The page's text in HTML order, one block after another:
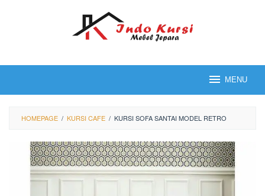
MENU
HOMEPAGE / KURSI CAFE / KURSI SOFA SANTAI MODEL RETRO